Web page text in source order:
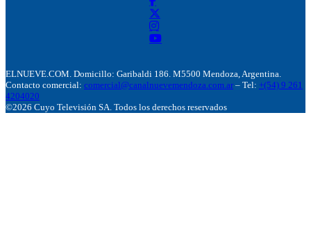
ELNUEVE.COM. Domicillo: Garibaldi 186. M5500 Mendoza, Argentina.
Contacto comercial: comercial@canalnuevemendoza.com.ar – Tel: +(54) 9 261
4204020
©2026 Cuyo Televisión SA. Todos los derechos reservados